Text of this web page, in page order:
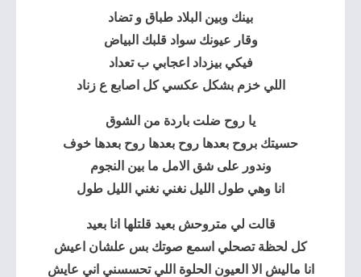
بينك وبين البلاد طباق و تضاد
وقار عيونك سواد قلبك البياض
فيكي بيزداد اعجابي ب تعداد
اللي خزم بشكل عكسي كل اصابع ع زناد
يا روح ضلت باردة من الشوق
حسيتك بروح بعدها روح بعدها روح بعدها خوف
وندور على شق الامل ما بين النجوم
انا وهي طول الليل نغني نغني الليل طول
قالت لي متروحش بعيد قلتلها انا بعيد
كل لحظة تصحلي اسمع صوتك بس علشان اعيش
انا ماليش الا العيون الحلوة اللي تحسسني اني عايش